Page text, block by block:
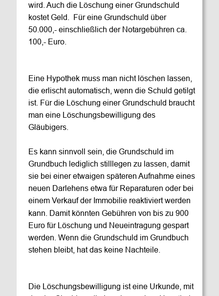
wird. Auch die Löschung einer Grundschuld
kostet Geld.  Für eine Grundschuld über
50.000,- einschließlich der Notargebühren ca.
100,- Euro.
Eine Hypothek muss man nicht löschen lassen,
die erlischt automatisch, wenn die Schuld getilgt
ist. Für die Löschung einer Grundschuld braucht
man eine Löschungsbewilligung des
Gläubigers.
Es kann sinnvoll sein, die Grundschuld im
Grundbuch lediglich stilllegen zu lassen, damit
sie bei einer etwaigen späteren Aufnahme eines
neuen Darlehens etwa für Reparaturen oder bei
einem Verkauf der Immobilie reaktiviert werden
kann. Damit könnten Gebühren von bis zu 900
Euro für Löschung und Neueintragung gespart
werden. Wenn die Grundschuld im Grundbuch
stehen bleibt, hat das keine Nachteile.
Die Löschungsbewilligung ist eine Urkunde, mit